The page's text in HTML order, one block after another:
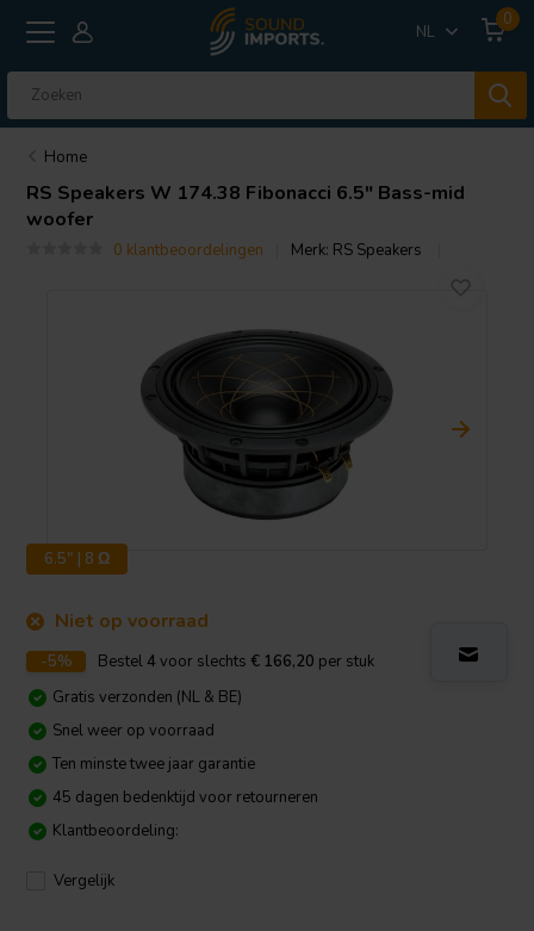
NL
0
Home
RS Speakers W 174.38 Fibonacci 6.5" Bass-mid
woofer
0 klantbeoordelingen Merk: RS Speakers
6.5" | 8 Ω
Niet op voorraad
-5% Bestel4 voor slechts € 166,20 per stuk
Gratis verzonden (NL & BE)
Snel weer op voorraad
Ten minste twee jaar garantie
45 dagen bedenktijd voor retourneren
Klantbeoordeling:
Vergelijk